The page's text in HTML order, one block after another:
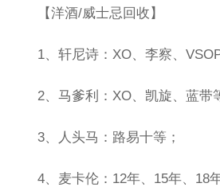
【洋酒/威士忌回收】
1、轩尼诗：XO、李察、VSOP
2、马爹利：XO、凯旋、蓝带
3、人头马：路易十等；
4、麦卡伦：12年、15年、18年